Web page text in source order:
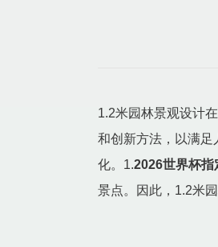
1.2米园林景观设计
和创新方法，以满足
化。1.2026世界杯指
景点。因此，1.2米